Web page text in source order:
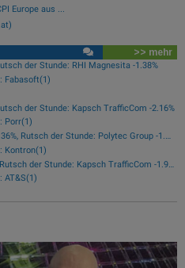
Europe aus ...
>> mehr
der Stunde: RHI Magnesita -1.38%
Fabasoft(1)
der Stunde: Kapsch TrafficCom -2.16%
Porr(1)
Star der Stunde: Bajaj Mobility AG 1.36%, Rutsch der Stunde: Polytec Group -1.81%
Kontron(1)
Star der Stunde: Rosenbauer 2.89%, Rutsch der Stunde: Kapsch TrafficCom -1.92%
AT&S(1)